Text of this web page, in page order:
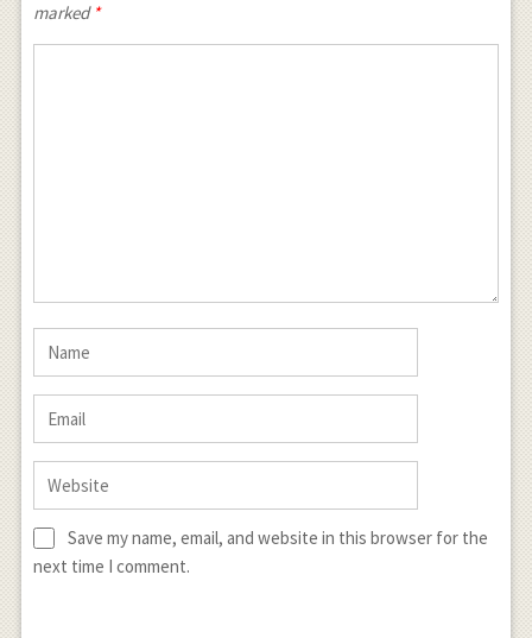
marked *
Save my name, email, and website in this browser for the
next time I comment.